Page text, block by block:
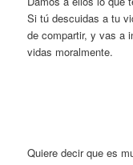
Si tú descuidas a tu
de compartir, y vas a
vidas moralmente.
Quiere decir que es